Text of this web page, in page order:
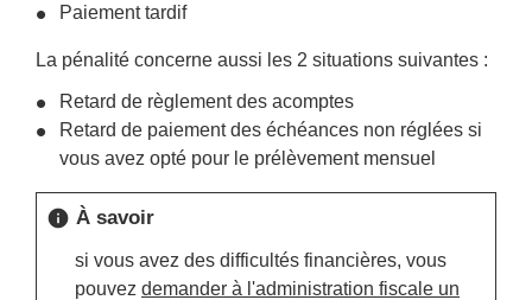
Paiement tardif
La pénalité concerne aussi les 2 situations suivantes :
Retard de règlement des acomptes
Retard de paiement des échéances non réglées si
vous avez opté pour le prélèvement mensuel
info À savoir
si vous avez des difficultés financières, vous
pouvez demander à l'administration fiscale un